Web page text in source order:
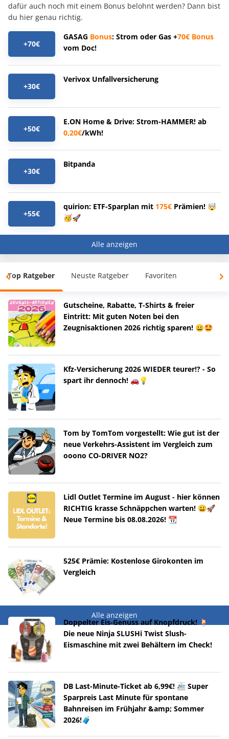
dafür auch noch mit einem Bonus belohnt werden? Dann bist
du hier genau richtig.
+70€
GASAG Bonus: Strom oder Gas +70€ Bonus
vom Doc!
+30€
Verivox Unfallversicherung
+50€
E.ON Home & Drive: Strom-HAMMER! ab
0,20€/kWh!
+30€
Bitpanda
+55€
quirion: ETF-Sparplan mit 175€ Prämien! 🤯
🥳🚀
Alle anzeigen
Top Ratgeber Neuste Ratgeber Favoriten
Gutscheine, Rabatte, T-Shirts & freier
Eintritt: Mit guten Noten bei den
Zeugnisaktionen 2026 richtig sparen! 😀🤩
Kfz-Versicherung 2026 WIEDER teurer!? - So
spart ihr dennoch! 🚗💡
Tom by TomTom vorgestellt: Wie gut ist der
neue Verkehrs-Assistent im Vergleich zum
ooono CO-DRIVER NO2?
Lidl Outlet Termine im August - hier können
RICHTIG krasse Schnäppchen warten! 😀🚀
Neue Termine bis 08.08.2026! 📆
525€ Prämie: Kostenlose Girokonten im
Vergleich
Alle anzeigen
Doppelter Eis-Genuss auf Knopfdruck! 🍹
Die neue Ninja SLUSHi Twist Slush-
Eismaschine mit zwei Behältern im Check!
DB Last-Minute-Ticket ab 6,99€! 🚈 Super
Sparpreis Last Minute für spontane
Bahnreisen im Frühjahr &amp; Sommer
2026!🧳